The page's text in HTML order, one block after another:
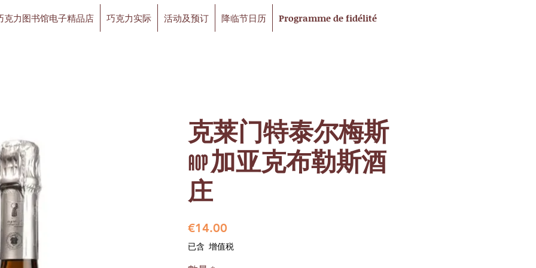
克力图书馆电子精品店 巧克力实际 活动及预订 降临节日历 Programme de fidélité
克莱门特泰尔梅斯
AOP 加亚克布勒斯酒
庄
€14.00
格
已含 增值税